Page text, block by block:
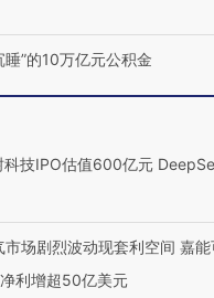
睡”的10万亿元公积金
科技IPO估值600亿元
市场剧烈波动现套利空间 嘉能
利增超50亿美元